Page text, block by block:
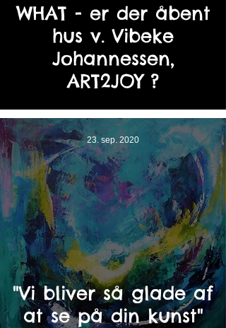
WHAT - er der åbent
hus v. Vibeke
Johannessen,
ART2JOY ?
"Vi bliver så glade af
at se på din kunst"
23. sep. 2020